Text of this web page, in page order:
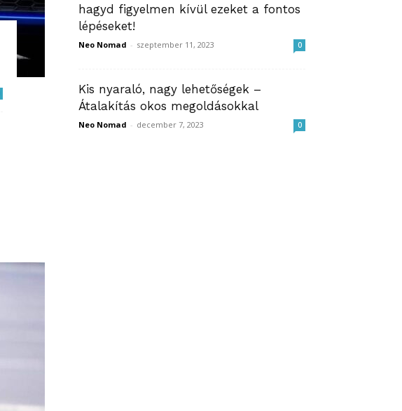
hagyd figyelmen kívül ezeket a fontos
lépéseket!
Neo Nomad - szeptember 11, 2023 0
Kis nyaraló, nagy lehetőségek –
Átalakítás okos megoldásokkal
Neo Nomad - december 7, 2023 0